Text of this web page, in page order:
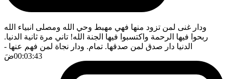
ودار غنى لمن تزود منها فهي مهبط وحي الله ومصلى انبياء الله
ربحوا فيها الرحمة واكتسبوا فيها الجنة الله! تاني مرة ثانية الدنيا.
الدنيا دار صدق لمن صدقها. تمام. ودار نجاة لمن فهم عنها -
00:03:43ضَ